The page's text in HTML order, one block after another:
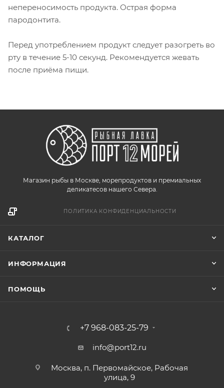
непереносимость продукта. Острая форма
пародонтита.
Перед употреблением продукт следует разогреть во
рту в течение 5-10 секунд. Рекомендуется жевать
после приёма пищи.
Магазин рыбы в Москве, морепродуктов и премиальных
деликатесов нашего Севера.
ПОЛИТИКА КОНФИДЕНЦИАЛЬНОСТИ
КАТАЛОГ
ИНФОРМАЦИЯ
ПОМОЩЬ
+7 968-083-25-79
info@port12.ru
Москва, п. Первомайское, Рабочая
улица, 9